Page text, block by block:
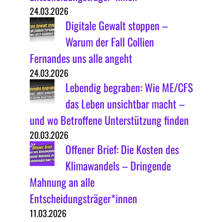
24.03.2026
Digitale Gewalt stoppen –
Warum der Fall Collien
Fernandes uns alle angeht
24.03.2026
Lebendig begraben: Wie ME/CFS
das Leben unsichtbar macht –
und wo Betroffene Unterstützung finden
20.03.2026
Offener Brief: Die Kosten des
Klimawandels – Dringende
Mahnung an alle
Entscheidungsträger*innen
11.03.2026